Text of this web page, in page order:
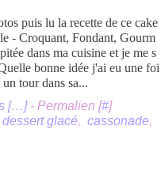
puis lu la recette de ce cake
- Croquant, Fondant, Gourm
dans ma cuisine et je me s
bonne idée j'ai eu une foi
tour dans sa...
[…]- Permalien [#]
dessert glacé, cassonade,